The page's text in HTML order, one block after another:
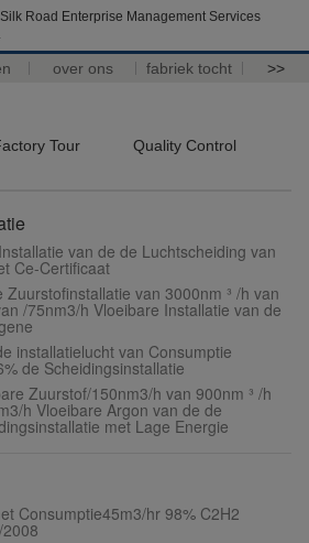
Road Enterprise Management Services
over ons fabriek tocht >>
Tour
Quality Control
van de de Luchtscheiding van
Ce-Certificaat
van 3000nm ³ /h van
/75nm3/h Vloeibare Installatie van de
installatielucht van Consumptie
de Scheidingsinstallatie
Zuurstof/150nm3/h van 900nm ³ /h
h Vloeibare Argon van de de
met Lage Energie
Consumptie45m3/hr 98% C2H2